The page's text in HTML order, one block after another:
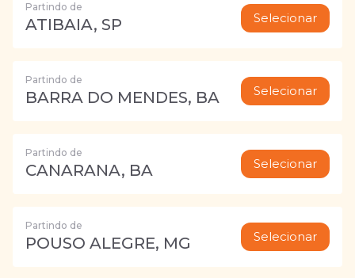
Partindo de
ATIBAIA, SP Selecionar
Partindo de
BARRA DO MENDES, BA Selecionar
Partindo de
CANARANA, BA Selecionar
Partindo de
POUSO ALEGRE, MG Selecionar